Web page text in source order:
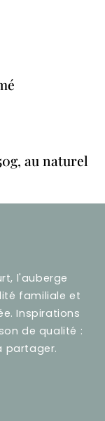
au naturel
l'auberge
familiale et
Inspirations
de qualité :
partager.